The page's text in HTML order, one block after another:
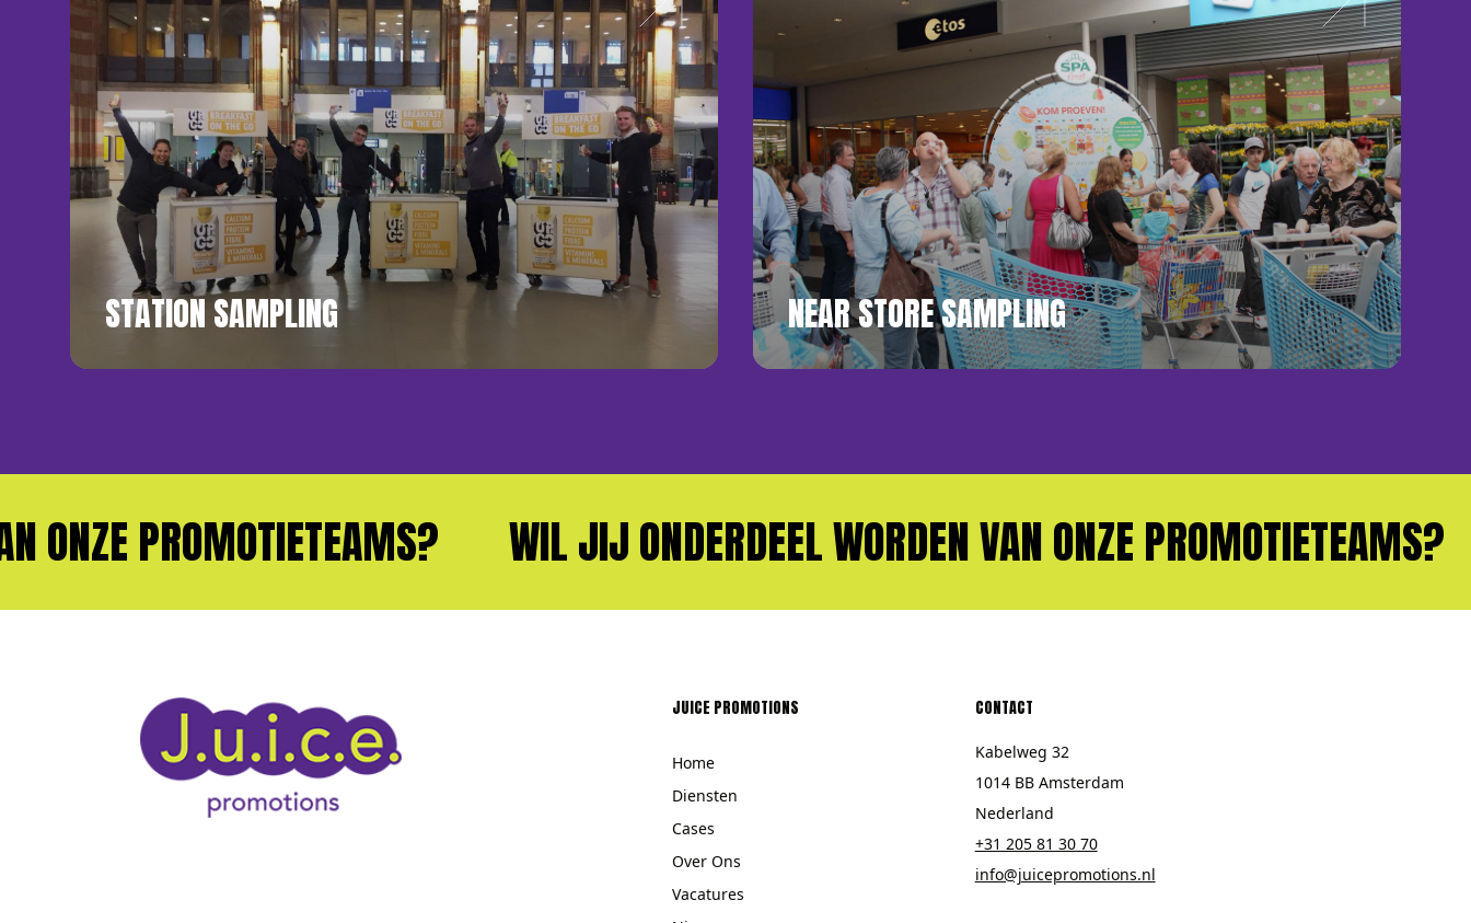
STATION SAMPLING NEAR STORE SAMPLING
PROMOTIETEAMS? WIL JIJ ONDERDEEL WORDEN VAN ONZE PROMOTIETEAMS?
JUICE PROMOTIONS
Home
Diensten
Cases
Over Ons
Vacatures
CONTACT
Kabelweg 32
1014 BB Amsterdam
Nederland
+31 205 81 30 70
info@juicepromotions.nl